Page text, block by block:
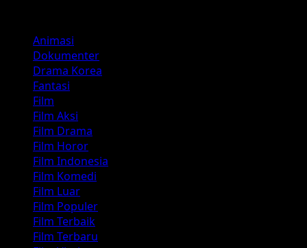
Animasi
Dokumenter
Drama Korea
Fantasi
Film
Film Aksi
Film Drama
Film Horor
Film Indonesia
Film Komedi
Film Luar
Film Populer
Film Terbaik
Film Terbaru